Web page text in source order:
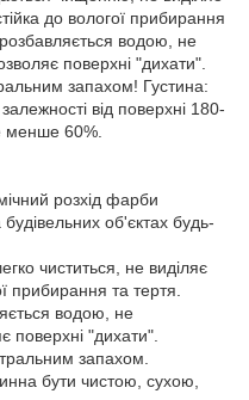
до вологої прибирання
водою, не
поверхні "дихати".
запахом! Густина:
від поверхні 180-
менше 60%.
розхід фарби
об'єктах будь-
чиститься, не виділяє
прибирання та тертя.
водою, не
поверхні "дихати".
запахом.
бути чистою, сухою,